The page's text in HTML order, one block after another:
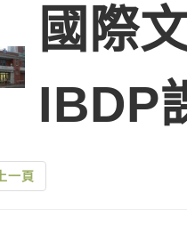
國際
IBDP
上一頁